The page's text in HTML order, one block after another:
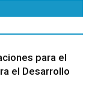
para el
el Desarrollo